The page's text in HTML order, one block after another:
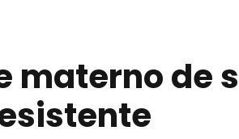
materno de